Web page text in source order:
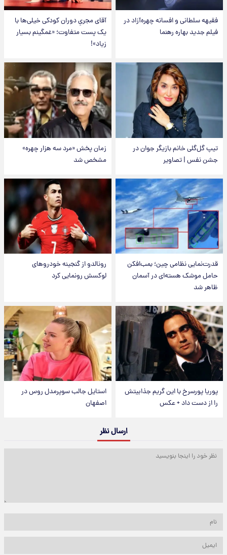
فقیهه سلطانی و افسانه چهره‌آزاد در
فیلم جدید بهاره رهنما
آقای مجریِ دوران کودکی خیلی‌ها با
یک پست متفاوت؛ «غمگینم بسیار
زیاد»!
تیپ گل‌گلی خانم بازیگر جوان در
جشن نفس | تصاویر
زمان پخش «مرد سه هزار چهره»
مشخص شد
قدرت‌نمایی نظامی چین؛ بمب‌افکن
حامل موشک هسته‌ای در آسمان
ظاهر شد
رونالدو از گنجینه خودروهای
لوکسش رونمایی کرد
پوریا پورسرخ با این گریم جذابیتش
را از دست داد + عکس
استایل جالب سوپرمدل روس در
اصفهان
ارسال نظر